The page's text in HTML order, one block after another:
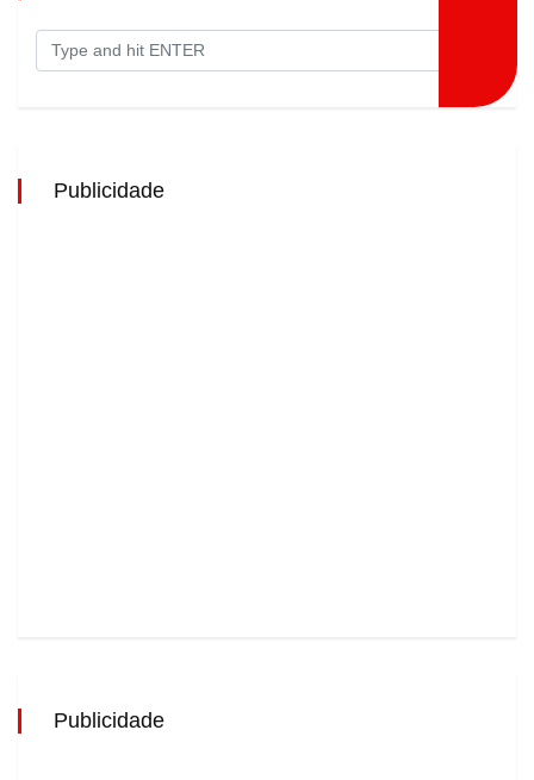
Publicidade
Publicidade